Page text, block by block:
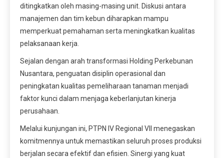
ditingkatkan oleh masing-masing unit. Diskusi antara
manajemen dan tim kebun diharapkan mampu
memperkuat pemahaman serta meningkatkan kualitas
pelaksanaan kerja.
Sejalan dengan arah transformasi Holding Perkebunan
Nusantara, penguatan disiplin operasional dan
peningkatan kualitas pemeliharaan tanaman menjadi
faktor kunci dalam menjaga keberlanjutan kinerja
perusahaan.
Melalui kunjungan ini, PTPN IV Regional VII menegaskan
komitmennya untuk memastikan seluruh proses produksi
berjalan secara efektif dan efisien. Sinergi yang kuat